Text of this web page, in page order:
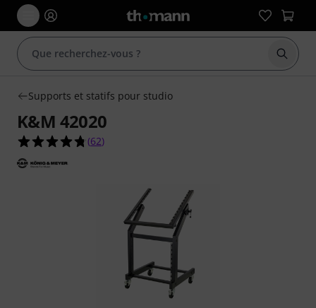
Supports et statifs pour studio
K&M 42020
4.8 étoiles sur 5 d'après 62 évaluations clients
(62)